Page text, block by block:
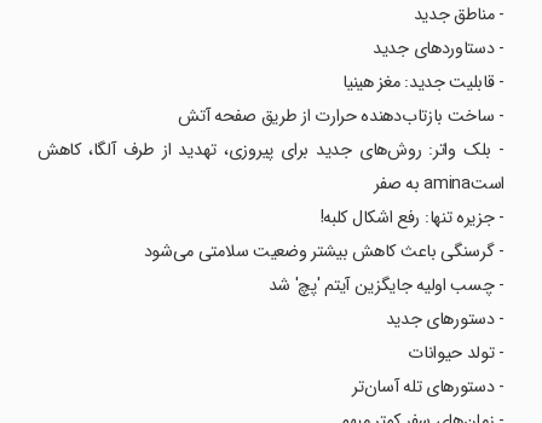
- مناطق جدید
- دستاوردهای جدید
- قابلیت جدید: مغز هینیا
- ساخت بازتاب‌دهنده حرارت از طریق صفحه آتش
- بلک واتر: روش‌های جدید برای پیروزی، تهدید از طرف آلگا، کاهش
استamina به صفر
- جزیره‌ تنها: رفع اشکال کلبه!
- گرسنگی باعث کاهش بیشتر وضعیت سلامتی می‌شود
- چسب اولیه جایگزین آیتم 'پچ' شد
- دستورهای جدید
- تولد حیوانات
- دستورهای تله آسان‌تر